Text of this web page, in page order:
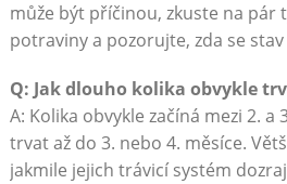
může být příčinou, zkuste na
potraviny a pozorujte, zda se
Q: Jak dlouho kolika obvykle
A: Kolika obvykle začíná mezi 2. a
trvat až do 3. nebo 4. měsíce.
jakmile jejich trávicí systém